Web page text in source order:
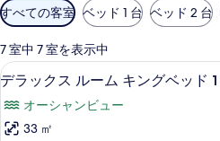
利
用
可
能
な
客
室
すべての客室 ベッド 1 台 ベッド 2 台
7 室中 7 室を表示中
デ
ッ
5
デラックス ルーム キングベッド
オーシャンビュー
33 ㎡